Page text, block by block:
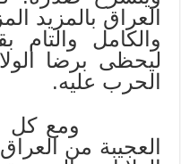
العراق بالمزيد
والكامل والتام
ليحظى برضا
الحرب عليه.
ومع كل هذه
العجيبة من